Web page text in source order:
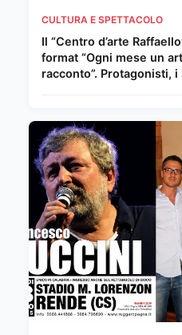
CULTURA E SPETTACOLO
Il “Centro d’arte
format “Ogni mese un
racconto”. Protagonisti,